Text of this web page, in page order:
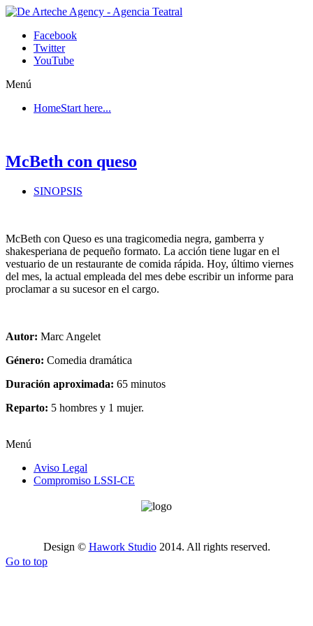
Facebook
Twitter
YouTube
Menú
HomeStart here...
McBeth con queso
SINOPSIS
McBeth con Queso es una tragicomedia negra, gamberra y
shakesperiana de pequeño formato. La acción tiene lugar en el
vestuario de un restaurante de comida rápida. Hoy, último viernes
del mes, la actual empleada del mes debe escribir un informe para
proclamar a su sucesor en el cargo.
Autor: Marc Angelet
Género: Comedia dramática
Duración aproximada: 65 minutos
Reparto: 5 hombres y 1 mujer.
Menú
Aviso Legal
Compromiso LSSI-CE
Design © Hawork Studio2014. All rights reserved.
Go to top